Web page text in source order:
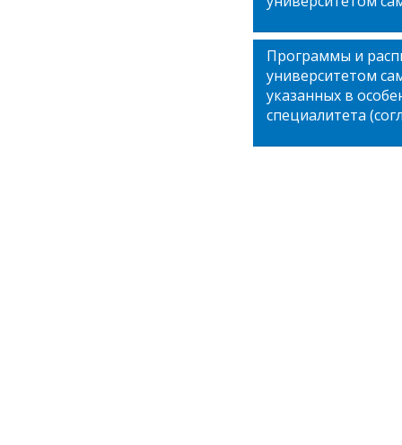
Программы и
университетом
указанных в
специалитета